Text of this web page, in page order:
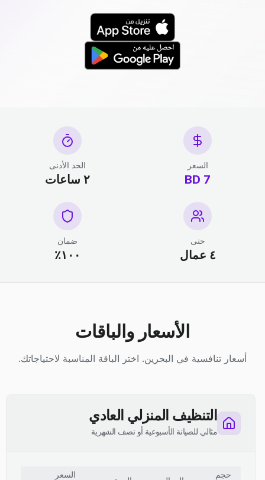
السعر
7 BD
الحد الأدنى
٢ ساعات
حتى
٤ عمال
ضمان
١٠٠٪
الأسعار والباقات
أسعار تنافسية في البحرين. اختر الباقة المناسبة لاحتياجاتك.
التنظيف المنزلي العادي
مثالي للصيانة الأسبوعية أو نصف الشهرية
حجم
السعر